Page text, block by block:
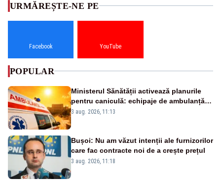
URMĂREȘTE-NE PE
Facebook YouTube
POPULAR
Ministerul Sănătății activează planurile
pentru caniculă: echipaje de ambulanță
suplimentate, stocuri de medicamente
3 aug. 2026, 11:13
Bușoi: Nu am văzut intenții ale furnizorilor
care fac contracte noi de a crește prețul
3 aug. 2026, 11:18